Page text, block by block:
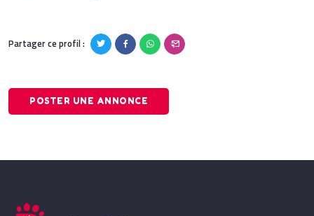
Partager ce profil :
POSTER UNE ANNONCE